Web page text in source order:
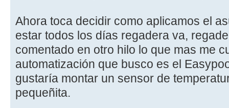
Ahora toca decidir como aplicamos el
estar todos los días regadera va,
comentado en otro hilo lo que mas me
automatización que busco es el
gustaría montar un sensor de
pequeñita.